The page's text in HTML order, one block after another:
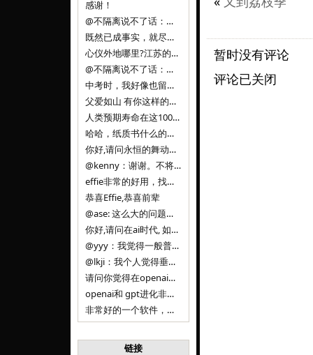
感谢！
@不隔离说不了话：浙江的
既然已成事实，就尽量接受了。 事情未能如愿已是不幸，没必要为此反复纠结来进行不必要的自我惩罚。 之前问过家里的小朋友是否想学编
心仪外地哪里?江苏的？顺其自然，全面发展才是。
@不隔离说不了话：确实，一晃三年。
中考时，我好像也留言过的，可乐好像和我们考得差不多。 一晃三年，我们江苏24年，物化生612分，女孩。 其实高考只是长跑的
父爱如山 有你这样的父亲做后盾，可乐未来的路一定会走得踏实又精彩
人类预期寿命在这100年，每2-3年增长一岁，到你们这一代大概率能到100岁，46岁还是正当年,可能不是八九点中的太阳了，但还是1
哈哈，纸质书什么的目前没有打算和计划，微信读书我不太熟悉，研究看看。目前，我只发在自己博客和起点上。关于小说内容方面，谢谢你的建议
你好,请问永恒的舞动什么时候可以出版纸质书,或者登陆微信读书.另外小说内容能不能更大气一些,不要只是局限于与一对男女的爱情和ai安
@kenny：谢谢。不将GIF显示为动图，主要是考虑到Effie本身的“极简、无干扰”的设计哲学，动图无疑是“干扰”之一。
effie非常的好用，找了很多年，终于找到这款，已经推荐给身边不少朋友使用和付费。有个小建议，文档里面是否可以增加gif的动图显示
恭喜Effie,恭喜前辈
@ase: 这么大的问题，我觉得我并没有答案。又或者说，每个人（公司）有自己的答案。
你好,请问在ai时代, 如何做软件. 是像以前那样,先构建软件的功能界面和服务,比如Office,嘀嘀打车,airbnb那样的界面
@yyy：我觉得一般普通人（非技术类以及非AI专业领域的人）会接触到的大语言模型肯定是大厂的超级模型。开源模型以后会更多被用在垂直
@lkji：我个人觉得垂直模型会自成一条发展线路的。AI 落地实际应用，一定还是垂直领域会更多。只是，垂直领域每个领域都不大，所以
请问你觉得在openai大语言模型一日千里的情况下，人们还需要去了解学习理解使用开源模型吗，还是说只需要使用openai的大语言模
openai和 gpt进化非常快， 还有垂直模型的机会吗
非常好的一个软件，恭喜。
链接
暂时没有评论
评论已关闭